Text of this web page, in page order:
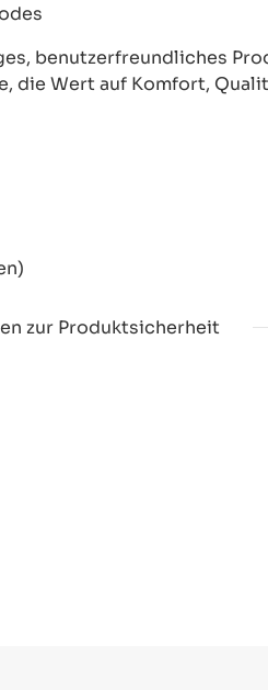
benutzerfreundliches
die Wert auf Komfort,
zur Produktsicherheit